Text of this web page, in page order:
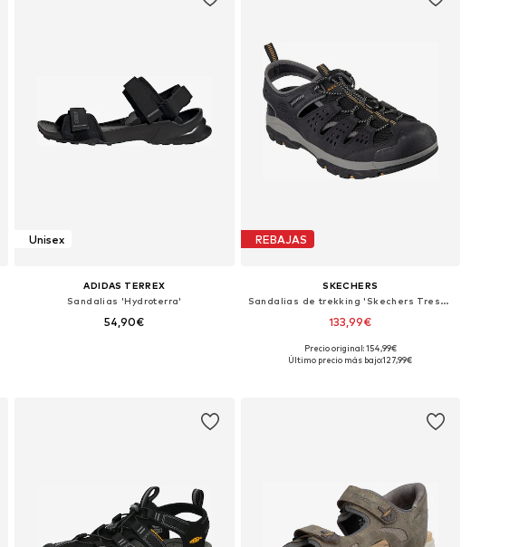
Unisex
ADIDAS TERREX
Sandalias 'Hydroterra'
54,90€
REBAJAS
SKECHERS
Sandalias de trekking 'Skechers Tresmen - Menard'
133,99€
Disponible en muchas tallas
Precio original: 154,99€
Último precio más bajo:127,99€